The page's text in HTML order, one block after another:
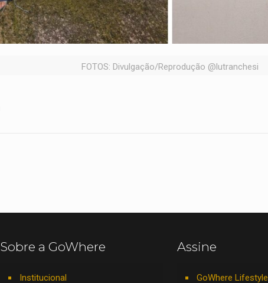
FOTOS: Divulgação/Reprodução @lutranchesi
Sobre a GoWhere
Institucional
Assine
GoWhere Lifestyle